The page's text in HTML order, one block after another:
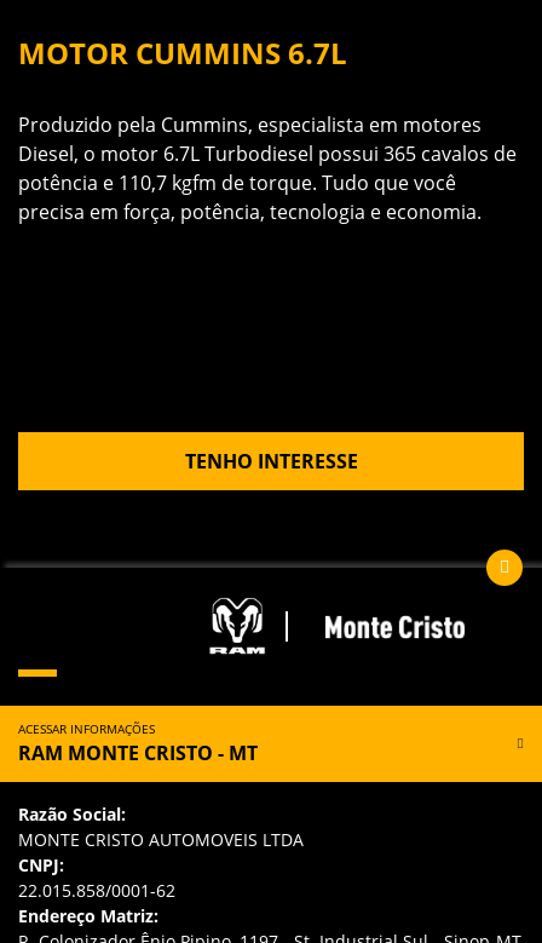
MOTOR CUMMINS 6.7L
Produzido pela Cummins, especialista em motores
Diesel, o motor 6.7L Turbodiesel possui 365 cavalos de
potência e 110,7 kgfm de torque. Tudo que você
precisa em força, potência, tecnologia e economia.
TENHO INTERESSE
ACESSAR INFORMAÇÕES
RAM MONTE CRISTO - MT
Razão Social:
MONTE CRISTO AUTOMOVEIS LTDA
CNPJ:
22.015.858/0001-62
Endereço Matriz: